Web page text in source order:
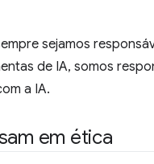
sejamos
de IA, somos
a IA.
em ética